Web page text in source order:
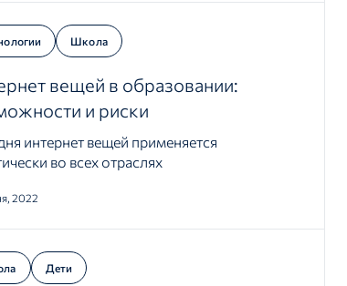
Школа
вещей в образовании:
и риски
интернет вещей применяется
во всех отраслях
2022
Дети